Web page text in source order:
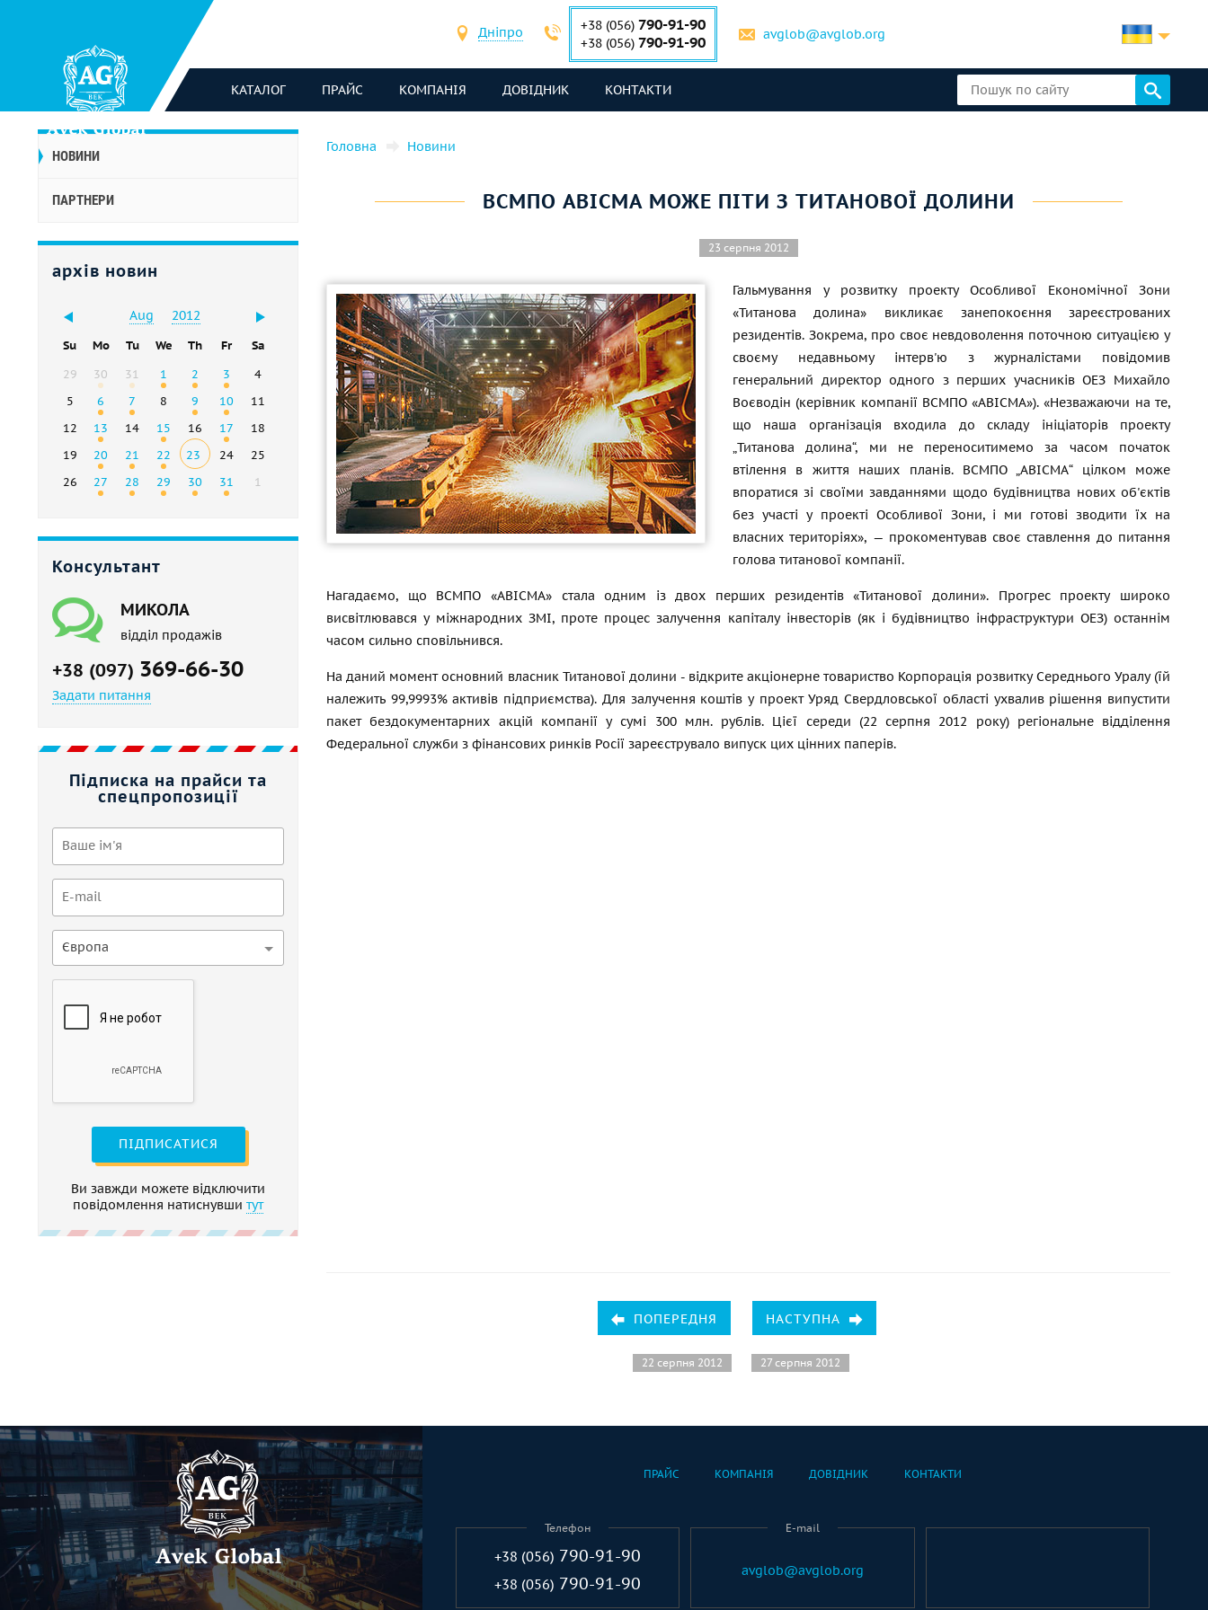
Дніпро +38 (056) 790-91-90
+38 (056) 790-91-90 avglob@avglob.org
КАТАЛОГ ПРАЙС КОМПАНІЯ ДОВІДНИК КОНТАКТИ
НОВИНИ
ПАРТНЕРИ
архів новин
Aug 2012
Su Mo Tu We Th Fr
Sa
29
30 31 1 2 3
4
5
6 7 8 9 10
11
12
13 14 15 16 17
18
19
20 21 22 23 24
25
26
27 28 29 30 31 1
Консультант
МИКОЛА
відділ продажів
+38 (097) 369-66-30
Задати питання
Підписка на прайси та
спецпропозиції
Європа
ПІДПИСАТИСЯ
Ви завжди можете відключити
повідомлення натиснувши тут
Головна Новини
ВСМПО АВІСМА МОЖЕ ПІТИ З ТИТАНОВОЇ ДОЛИНИ
23 серпня 2012
Гальмування у розвитку проекту Особливої Економічної Зони
«Титанова долина» викликає занепокоєння зареєстрованих
резидентів. Зокрема, про своє невдоволення поточною ситуацією у
своєму недавньому інтерв'ю з журналістами повідомив
генеральний директор одного з перших учасників ОЕЗ Михайло
Воєводін (керівник компанії ВСМПО «АВІСМА»). «Незважаючи на те,
що наша організація входила до складу ініціаторів проекту
„Титанова долина“, ми не переноситимемо за часом початок
втілення в життя наших планів. ВСМПО „АВІСМА“ цілком може
впоратися зі своїми завданнями щодо будівництва нових об'єктів
без участі у проекті Особливої Зони, і ми готові зводити їх на
власних територіях», — прокоментував своє ставлення до питання
голова титанової компанії.
Нагадаємо, що ВСМПО «АВІСМА» стала одним із двох перших резидентів «Титанової долини». Прогрес проекту широко
висвітлювався у міжнародних ЗМІ, проте процес залучення капіталу інвесторів (як і будівництво інфраструктури ОЕЗ) останнім
часом сильно сповільнився.
На даний момент основний власник Титанової долини - відкрите акціонерне товариство Корпорація розвитку Середнього Уралу (їй
належить 99,9993% активів підприємства). Для залучення коштів у проект Уряд Свердловської області ухвалив рішення випустити
пакет бездокументарних акцій компанії у сумі 300 млн. рублів. Цієї середи (22 серпня 2012 року) регіональне відділення
Федеральної служби з фінансових ринків Росії зареєструвало випуск цих цінних паперів.
ПОПЕРЕДНЯ
22 серпня 2012
НАСТУПНА
27 серпня 2012
ПРАЙС КОМПАНІЯ ДОВІДНИК КОНТАКТИ
Телефон
+38 (056) 790-91-90
+38 (056) 790-91-90
E-mail
avglob@avglob.org